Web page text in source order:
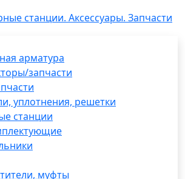
станции. Аксессуары. Запчасти
арматура
запчасти
уплотнения, решетки
станции
муфты